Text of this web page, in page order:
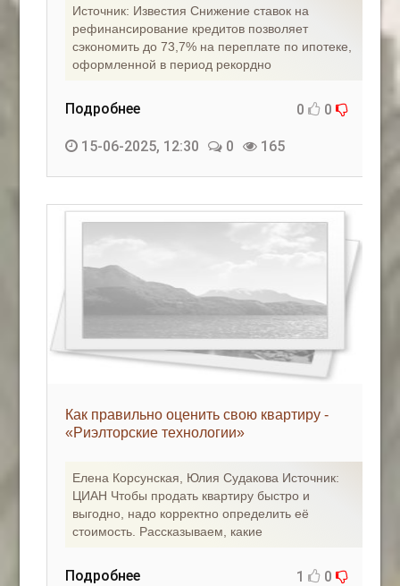
Источник: Известия Снижение ставок на
рефинансирование кредитов позволяет
сэкономить до 73,7% на переплате по ипотеке,
оформленной в период рекордно
Подробнее 0 0
15-06-2025, 12:30 0 165
Как правильно оценить свою квартиру -
«Риэлторские технологии»
Елена Корсунская, Юлия Судакова Источник:
ЦИАН Чтобы продать квартиру быстро и
выгодно, надо корректно определить её
стоимость. Рассказываем, какие
Подробнее 1 0